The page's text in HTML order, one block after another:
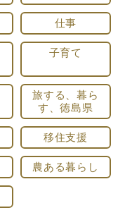
仕事
子育て
旅する、暮ら
す、徳島県
移住支援
農ある暮らし